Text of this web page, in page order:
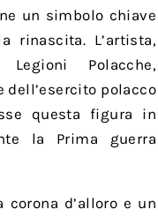
un simbolo chiave
rinascita. L’artista,
Polacche,
polacco
questa figura in
la Prima guerra
d’alloro e un